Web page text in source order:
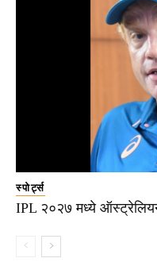
स्पोर्ट्स
IPL २०२७ मध्ये